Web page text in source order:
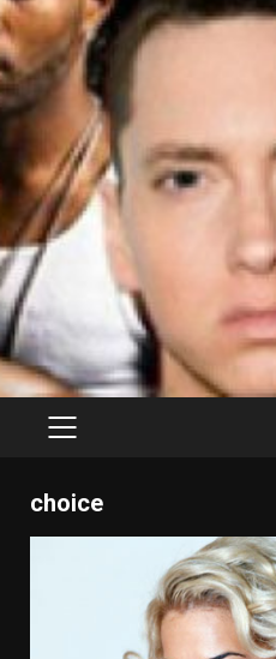
PRIMARY
choice